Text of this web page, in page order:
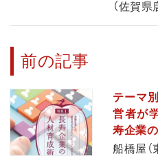
（佐賀県
前の記事
テーマ
営者が
寿企業
船橋屋（